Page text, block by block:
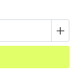
+